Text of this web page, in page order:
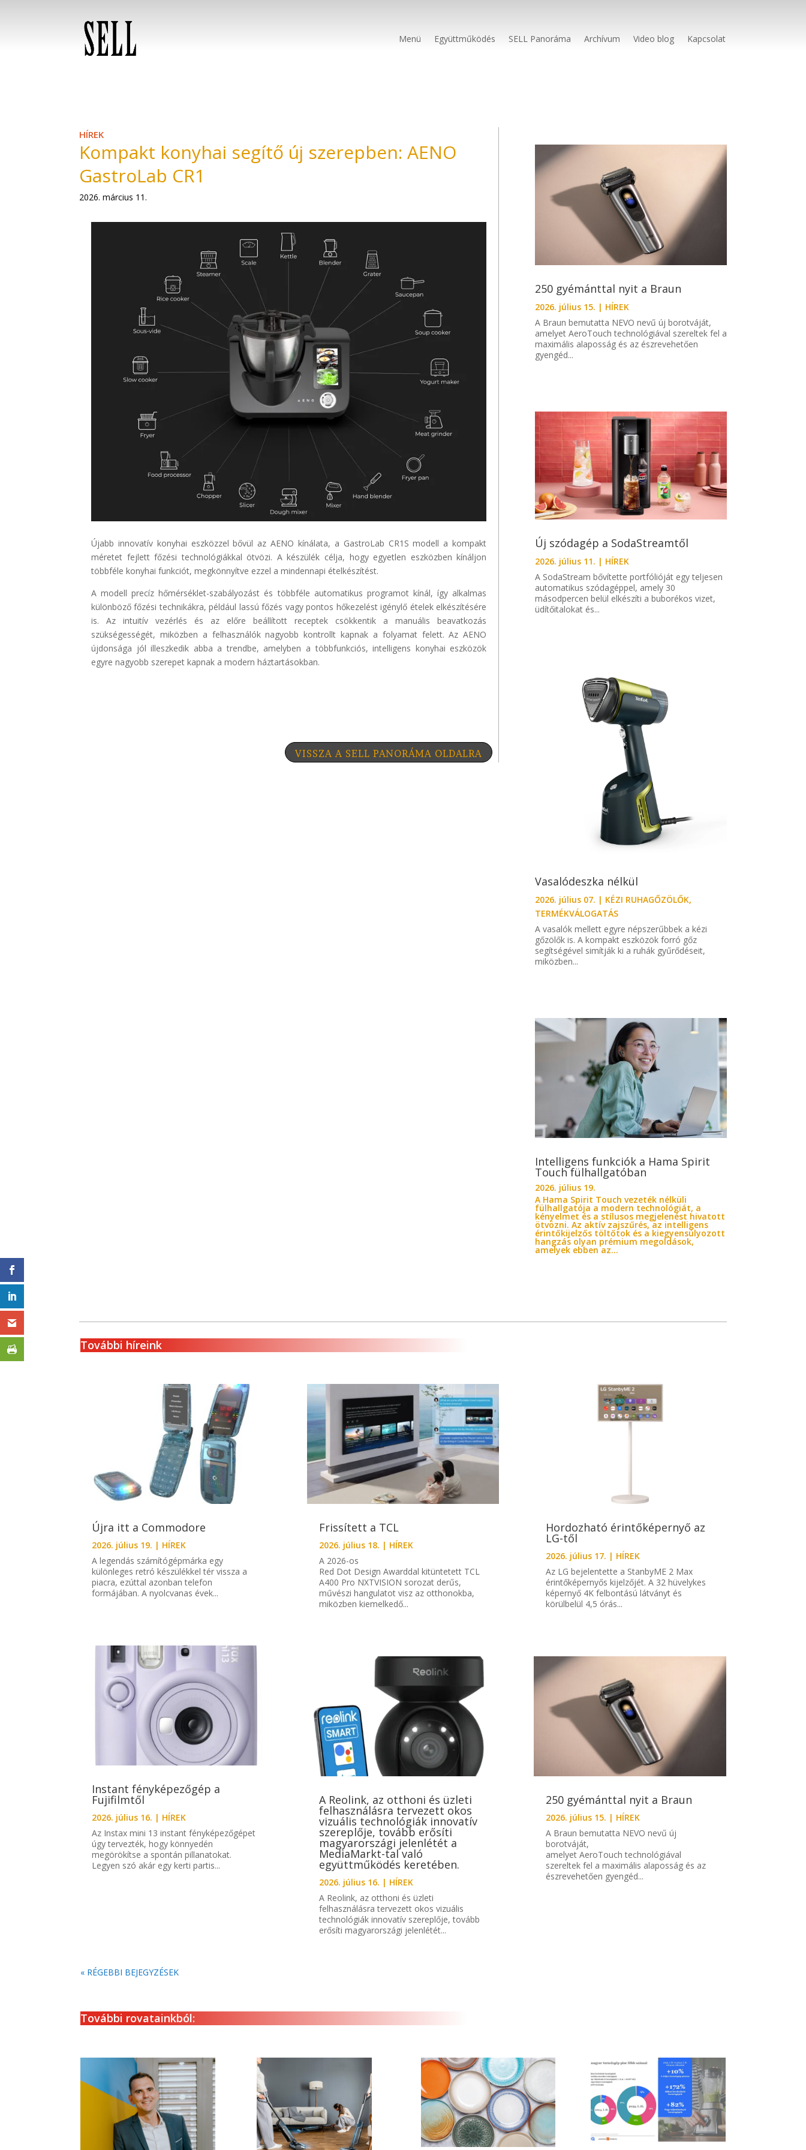
Menü Együttműködés SELL Panoráma Archívum Video blog Kapcsolat
HÍREK
Kompakt konyhai segítő új szerepben: AENO
GastroLab CR1
2026. március 11.
Újabb innovatív konyhai eszközzel bővül az AENO kínálata, a GastroLab CR1S modell a kompakt
méretet fejlett főzési technológiákkal ötvözi. A készülék célja, hogy egyetlen eszközben kínáljon
többféle konyhai funkciót, megkönnyítve ezzel a mindennapi ételkészítést.
A modell precíz hőmérséklet-szabályozást és többféle automatikus programot kínál, így alkalmas
különböző főzési technikákra, például lassú főzés vagy pontos hőkezelést igénylő ételek elkészítésére
is. Az intuitív vezérlés és az előre beállított receptek csökkentik a manuális beavatkozás
szükségességét, miközben a felhasználók nagyobb kontrollt kapnak a folyamat felett. Az AENO
újdonsága jól illeszkedik abba a trendbe, amelyben a többfunkciós, intelligens konyhai eszközök
egyre nagyobb szerepet kapnak a modern háztartásokban.
VISSZA A SELL PANORÁMA OLDALRA
250 gyémánttal nyit a Braun
2026. július 15. | HÍREK
A Braun bemutatta NEVO nevű új borotváját,
amelyet AeroTouch technológiával szereltek fel a
maximális alaposság és az észrevehetően
gyengéd...
Új szódagép a SodaStreamtől
2026. július 11. | HÍREK
A SodaStream bővítette portfólióját egy teljesen
automatikus szódagéppel, amely 30
másodpercen belül elkészíti a buborékos vizet,
üdítőitalokat és...
Vasalódeszka nélkül
2026. július 07. | KÉZI RUHAGŐZÖLŐK,
TERMÉKVÁLOGATÁS
A vasalók mellett egyre népszerűbbek a kézi
gőzölők is. A kompakt eszközök forró gőz
segítségével simítják ki a ruhák gyűrődéseit,
miközben...
Intelligens funkciók a Hama Spirit
Touch fülhallgatóban
2026. július 19.
A Hama Spirit Touch vezeték nélküli
fülhallgatója a modern technológiát, a
kényelmet és a stílusos megjelenést hivatott
ötvözni. Az aktív zajszűrés, az intelligens
érintőkijelzős töltőtok és a kiegyensúlyozott
hangzás olyan prémium megoldások,
amelyek ebben az...
További híreink
Újra itt a Commodore
2026. július 19. | HÍREK
A legendás számítógépmárka egy
különleges retró készülékkel tér vissza a
piacra, ezúttal azonban telefon
formájában. A nyolcvanas évek...
Instant fényképezőgép a
Fujifilmtől
2026. július 16. | HÍREK
Az Instax mini 13 instant fényképezőgépet
úgy tervezték, hogy könnyedén
megörökítse a spontán pillanatokat.
Legyen szó akár egy kerti partis...
Frissített a TCL
2026. július 18. | HÍREK
A 2026-os
Red Dot Design Awarddal kitüntetett TCL
A400 Pro NXTVISION sorozat derűs,
művészi hangulatot visz az otthonokba,
miközben kiemelkedő...
A Reolink, az otthoni és üzleti
felhasználásra tervezett okos
vizuális technológiák innovatív
szereplője, tovább erősíti
magyarországi jelenlétét a
MediaMarkt-tal való
együttműködés keretében.
2026. július 16. | HÍREK
A Reolink, az otthoni és üzleti
felhasználásra tervezett okos vizuális
technológiák innovatív szereplője, tovább
erősíti magyarországi jelenlétét...
Hordozható érintőképernyő az
LG-től
2026. július 17. | HÍREK
Az LG bejelentette a StanbyME 2 Max
érintőképernyős kijelzőjét. A 32 hüvelykes
képernyő 4K felbontású látványt és
körülbelül 4,5 órás...
250 gyémánttal nyit a Braun
2026. július 15. | HÍREK
A Braun bemutatta NEVO nevű új
borotváját,
amelyet AeroTouch technológiával
szereltek fel a maximális alaposság és az
észrevehetően gyengéd...
« RÉGEBBI BEJEGYZÉSEK
További rovatainkból: